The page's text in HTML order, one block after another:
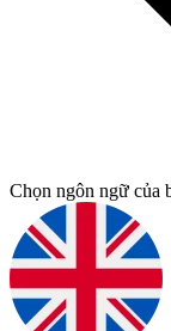
Chọn ngôn ngữ của